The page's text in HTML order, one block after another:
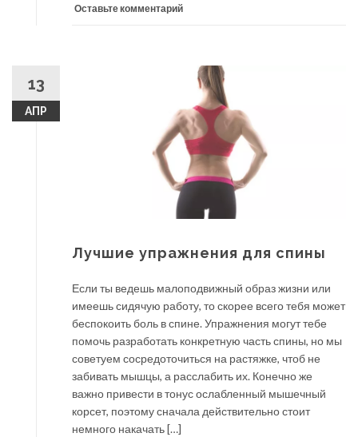
Оставьте комментарий
13
АПР
Лучшие упражнения для спины
Если ты ведешь малоподвижный образ жизни или
имеешь сидячую работу, то скорее всего тебя может
беспокоить боль в спине. Упражнения могут тебе
помочь разработать конкретную часть спины, но мы
советуем сосредоточиться на растяжке, чтоб не
забивать мышцы, а расслабить их. Конечно же
важно привести в тонус ослабленный мышечный
корсет, поэтому сначала действительно стоит
немного накачать […]